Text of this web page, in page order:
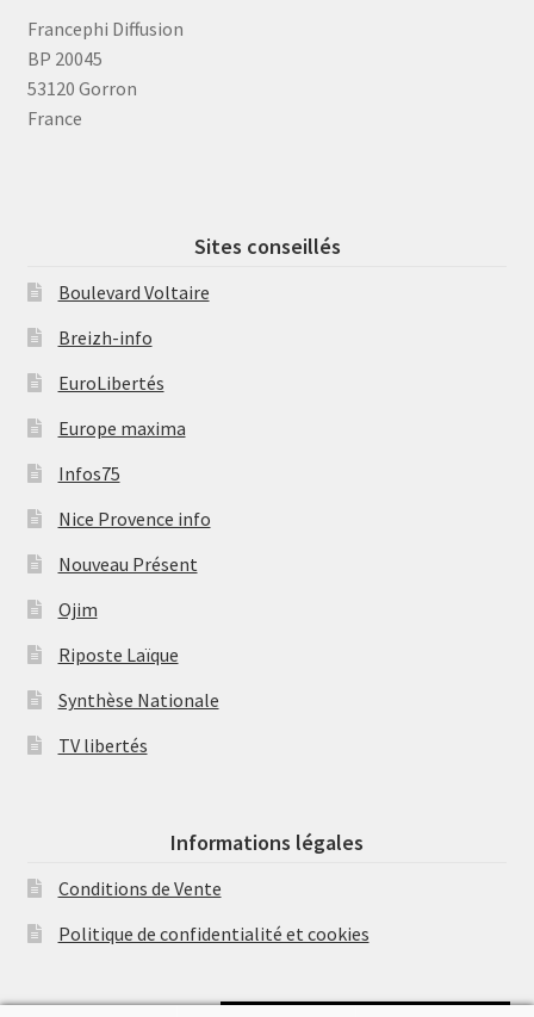
Francephi Diffusion
BP 20045
53120 Gorron
France
Sites conseillés
Boulevard Voltaire
Breizh-info
EuroLibertés
Europe maxima
Infos75
Nice Provence info
Nouveau Présent
Ojim
Riposte Laïque
Synthèse Nationale
TV libertés
Informations légales
Conditions de Vente
Politique de confidentialité et cookies